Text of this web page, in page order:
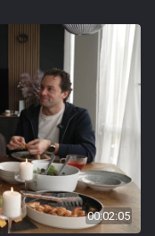
00:02:05